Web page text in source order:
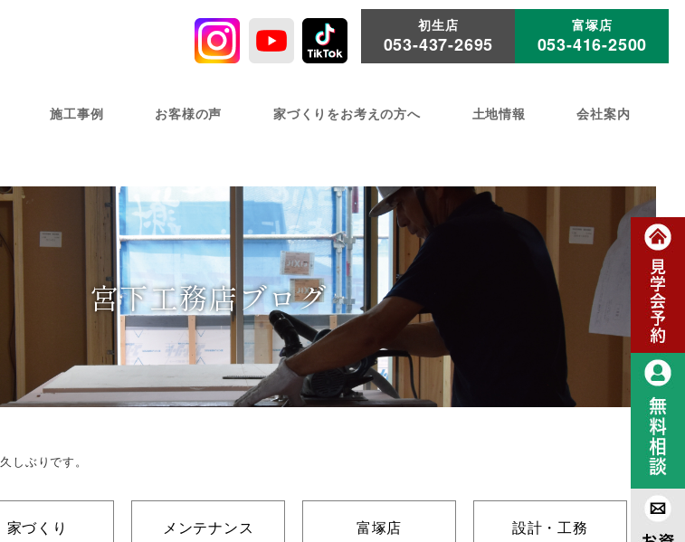
初生店
053-437-2695
富塚店
053-416-2500
施工事例 お客様の声 家づくりをお考えの方へ 土地情報 会社案内
宮下工務店ブログ
久しぶりです。
家づくり メンテナンス 富塚店 設計・工務